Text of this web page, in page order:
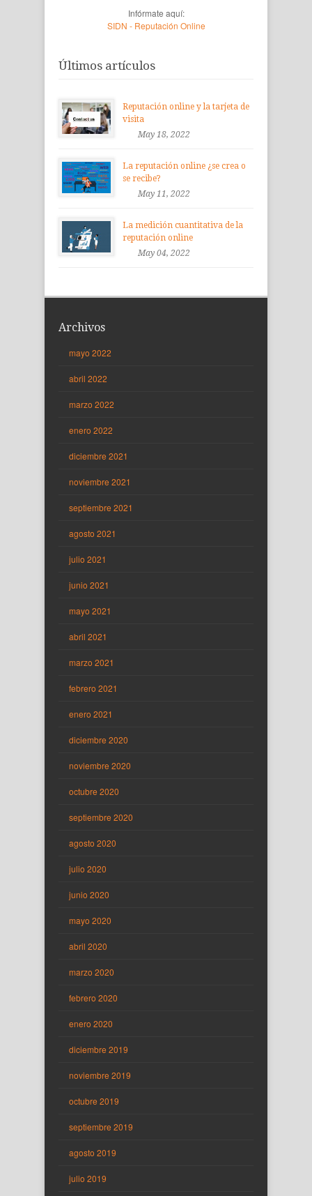
Infórmate aquí:
SIDN - Reputación Online
Últimos artículos
Reputación online y la tarjeta de
visita
May 18, 2022
La reputación online ¿se crea o
se recibe?
May 11, 2022
La medición cuantitativa de la
reputación online
May 04, 2022
Archivos
mayo 2022
abril 2022
marzo 2022
enero 2022
diciembre 2021
noviembre 2021
septiembre 2021
agosto 2021
julio 2021
junio 2021
mayo 2021
abril 2021
marzo 2021
febrero 2021
enero 2021
diciembre 2020
noviembre 2020
octubre 2020
septiembre 2020
agosto 2020
julio 2020
junio 2020
mayo 2020
abril 2020
marzo 2020
febrero 2020
enero 2020
diciembre 2019
noviembre 2019
octubre 2019
septiembre 2019
agosto 2019
julio 2019